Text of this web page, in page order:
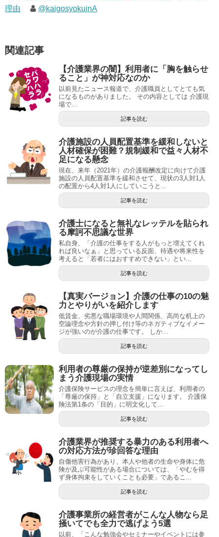
理由
@kaigosyokuinA
関連記事
【介護業界の闇】利用者に「胸を触らせ
ること」が神対応なのか
以前見たニュース報道で、介護職員としてとても気
になるものがありました。 その内容としては 介護現
場で...
記事を読む
介護施設の人員配置基準を緩和しないと
人材確保が困難？規制緩和で益々人材不
足になる懸念
現在、来年（2021年）の介護報酬改定に向けて介護
施設の人員配置基準を緩和させて、現状の3人対1人
の配置から4人対1人にしていこうと...
記事を読む
介護士になると無礼なレッテルを貼られ
る摩訶不思議な世界
私自身、「介護の仕事をする人がもっと増えてくれ
れば良いなぁ」と思っている反面、待遇や将来性を
考えると「若者にはおすすめできない」とい...
記事を読む
【真実バージョン】介護の仕事の10の魅
力とやりがいを紹介します
低賃金、劣悪な職場環境や人間関係、高尚な机上の
空論理念や方針の押し付け等のネガティブなイメー
ジが強いのが介護の仕事です。 しか...
記事を読む
利用者の尊厳の保持が逆差別になってし
まう介護現場の実情
介護保険サービスの理念を簡単に言えば、利用者の
「尊厳の保持」と「自立支援」になります。 介護保
険法第1条の「目的」に明文化して...
記事を読む
介護業界が推奨する暴力のある利用者へ
の対応方法が珍回答な理由
自傷他害行為があり、本人や他者の生命や身体に危
険が及ぶ可能性がある場合については、「やむを得
ず身体拘束をしていくことも必要」であるこ...
記事を読む
介護事業所の経営者がこんな人物なら足
掻いてでも全力で逃げよう5選
以前、「こんな勉強会やセミナーやイベントには参